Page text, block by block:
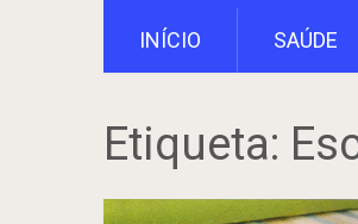
INÍCIO SAÚDE
Etiqueta: